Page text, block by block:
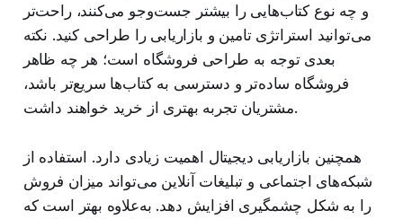
و چه نوع کتاب‌هایی را بیشتر جست‌وجو می‌کنند، راحت‌تر
می‌توانید استراتژی تامین و بازاریابی را طراحی کنید. نکته
بعدی توجه به طراحی فروشگاه است؛ هر چه ظاهر
فروشگاه ساده‌تر و دسترسی به کتاب‌ها سریع‌تر باشد،
مشتریان تجربه بهتری از خرید خواهند داشت.
همچنین بازاریابی دیجیتال اهمیت زیادی دارد. استفاده از
شبکه‌های اجتماعی و تبلیغات آنلاین می‌تواند میزان فروش
را به شکل چشمگیری افزایش دهد. به‌علاوه بهتر است که